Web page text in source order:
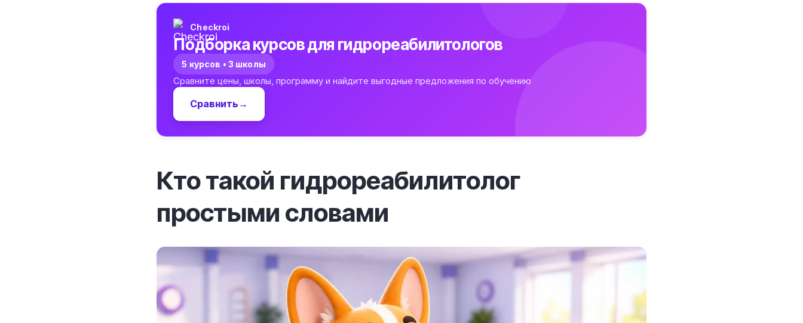
Checkroi
Подборка курсов для гидрореабилитологов
5 курсов • 3 школы
Сравните цены, школы, программу и найдите выгодные предложения по обучению
Сравнить →
Кто такой гидрореабилитолог
простыми словами